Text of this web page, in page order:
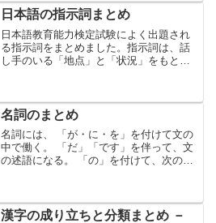
康の知遇も受けました。著書として、
『日本大文...
日本語の指示詞まとめ
日本語教育能力検定試験によく出題され
る指示詞をまとめました。指示詞は、話
し手のいる「地点」と「状況」をもとに
「それ」「あれ」ですね。「...
名詞のまとめ
名詞には、 「が・に・を」を付けて文の
中で働く。 「だ」「です」を伴って、文
の述語になる。 「の」を付けて、次の名
す。形式名詞は、それ自...
漢字の成り立ちと分類まとめ －